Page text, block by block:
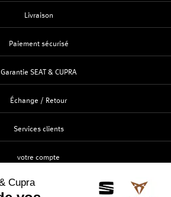
Livraison
Paiement sécurisé
Garantie SEAT & CUPRA
Échange / Retour
Services clients
votre compte
Création